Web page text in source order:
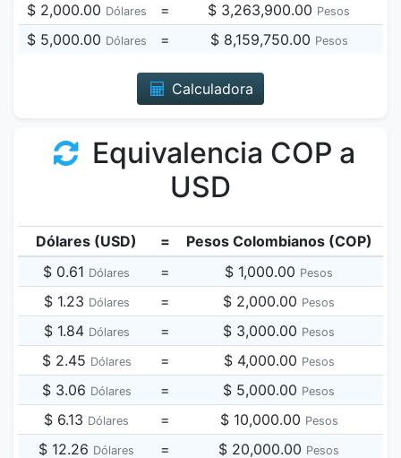
$ 2,000.00 Dólares = $ 3,263,900.00 Pesos
$ 5,000.00 Dólares = $ 8,159,750.00 Pesos
Calculadora
Equivalencia COP a
USD
Dólares (USD) =
Pesos Colombianos (COP)
$ 0.61 Dólares = $ 1,000.00 Pesos
$ 1.23 Dólares = $ 2,000.00 Pesos
$ 1.84 Dólares = $ 3,000.00 Pesos
$ 2.45 Dólares = $ 4,000.00 Pesos
$ 3.06 Dólares = $ 5,000.00 Pesos
$ 6.13 Dólares = $ 10,000.00 Pesos
$ 12.26 Dólares = $ 20,000.00 Pesos